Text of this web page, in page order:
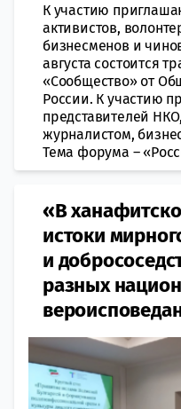
К участию
активистов,
бизнесменов и
августа состоится
«Сообщество» от
России. К участию
представителей
журналистом,
Тема форума –
«В
истоки
и
разных